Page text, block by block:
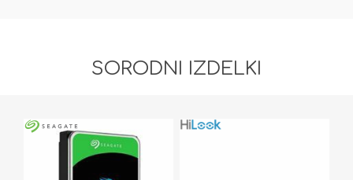
SORODNI IZDELKI